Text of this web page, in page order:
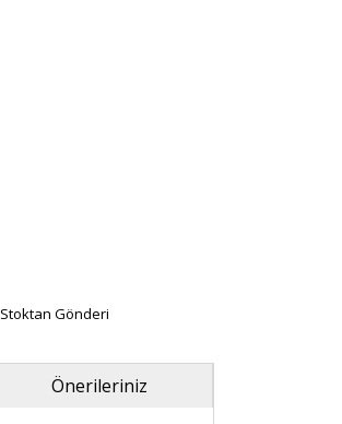
Stoktan Gönderi
Önerileriniz